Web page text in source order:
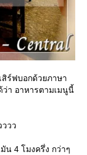
สิร์ฟบอกด้วยภาษา
า อาหารตามเมนูนี้
ววว
น 4 โมงครึ่ง กว่าๆ